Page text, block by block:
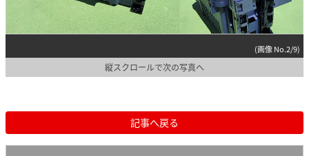
(画像 No.2/9)
縦スクロールで次の写真へ
記事へ戻る